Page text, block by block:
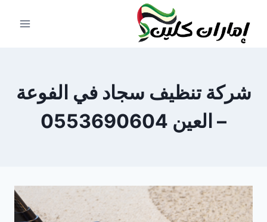
المحتوى
شركة تنظيف سجاد في الفوعة
– العين 0553690604